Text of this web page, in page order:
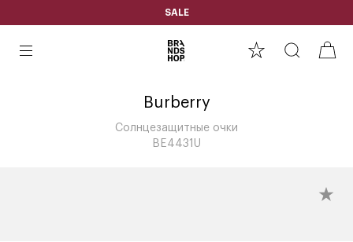
SALE
Burberry
Солнцезащитные очки
BE4431U